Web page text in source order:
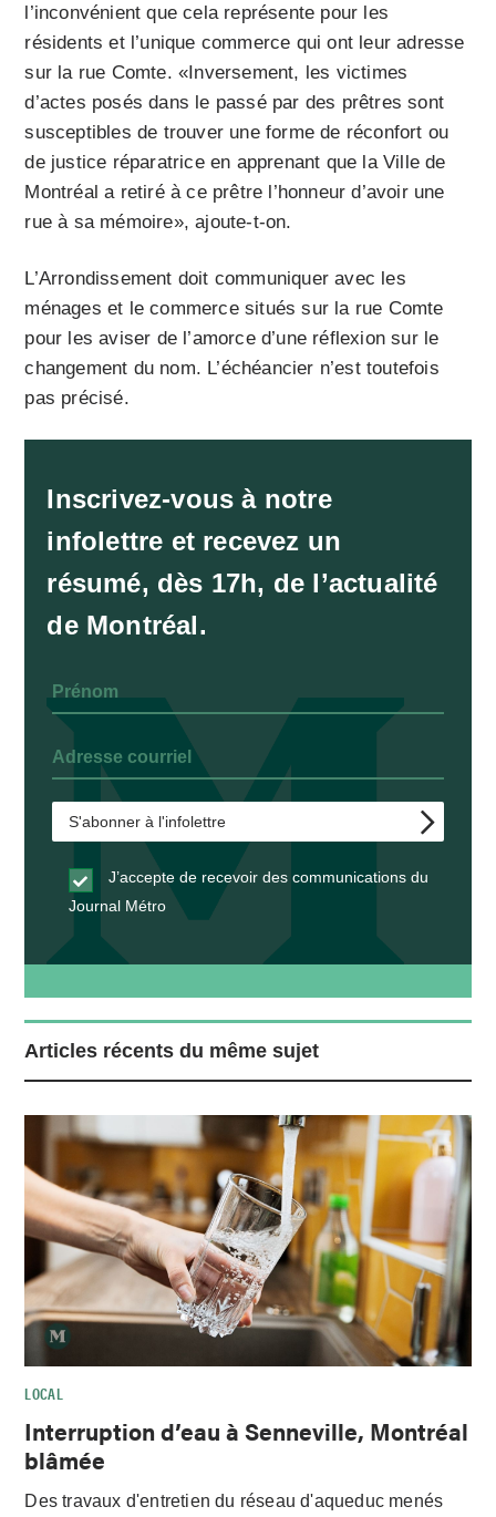
l’inconvénient que cela représente pour les
résidents et l’unique commerce qui ont leur adresse
sur la rue Comte. «Inversement, les victimes
d’actes posés dans le passé par des prêtres sont
susceptibles de trouver une forme de réconfort ou
de justice réparatrice en apprenant que la Ville de
Montréal a retiré à ce prêtre l’honneur d’avoir une
rue à sa mémoire», ajoute-t-on.
L’Arrondissement doit communiquer avec les
ménages et le commerce situés sur la rue Comte
pour les aviser de l’amorce d’une réflexion sur le
changement du nom. L’échéancier n’est toutefois
pas précisé.
Inscrivez-vous à notre
infolettre et recevez un
résumé, dès 17h, de l’actualité
de Montréal.
J’accepte de recevoir des communications du
Journal Métro
Articles récents du même sujet
LOCAL
Interruption d’eau à Senneville, Montréal
blâmée
Des travaux d'entretien du réseau d'aqueduc menés